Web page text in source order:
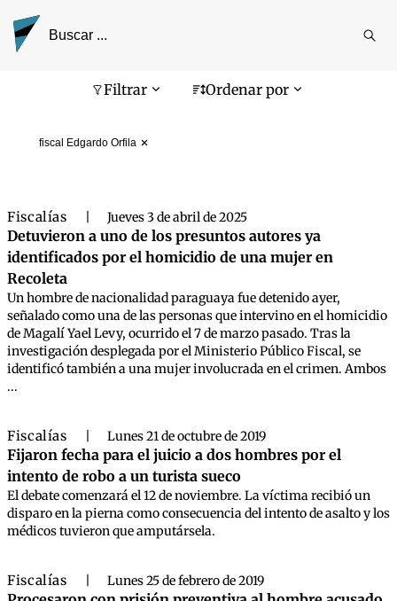
Filtrar Ordenar por
fiscal Edgardo Orfila
Pantalla de búsqueda
Fiscalías Jueves 3 de abril de 2025
Detuvieron a uno de los presuntos autores ya
identificados por el homicidio de una mujer en
Recoleta
Un hombre de nacionalidad paraguaya fue detenido ayer,
señalado como una de las personas que intervino en el homicidio
de Magalí Yael Levy, ocurrido el 7 de marzo pasado. Tras la
investigación desplegada por el Ministerio Público Fiscal, se
identificó también a una mujer involucrada en el crimen. Ambos
...
Fiscalías Lunes 21 de octubre de 2019
Fijaron fecha para el juicio a dos hombres por el
intento de robo a un turista sueco
El debate comenzará el 12 de noviembre. La víctima recibió un
disparo en la pierna como consecuencia del intento de asalto y los
médicos tuvieron que amputársela.
Fiscalías Lunes 25 de febrero de 2019